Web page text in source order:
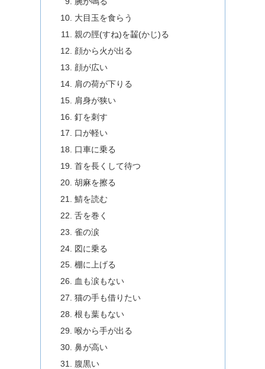
大目玉を食らう
親の脛(すね)を齧(かじ)る
顔から火が出る
顔が広い
肩の荷が下りる
肩身が狭い
釘を刺す
口が軽い
口車に乗る
首を長くして待つ
胡麻を擦る
鯖を読む
舌を巻く
雀の涙
図に乗る
棚に上げる
血も涙もない
猫の手も借りたい
根も葉もない
喉から手が出る
鼻が高い
腹黒い